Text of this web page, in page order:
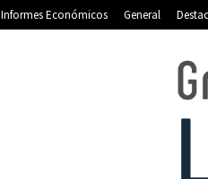
Informes Económicos General